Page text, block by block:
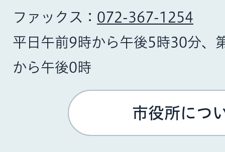
ファックス： 072-367-1254
平日午前9時から午後5時30分、
から午後0時
市役所につ